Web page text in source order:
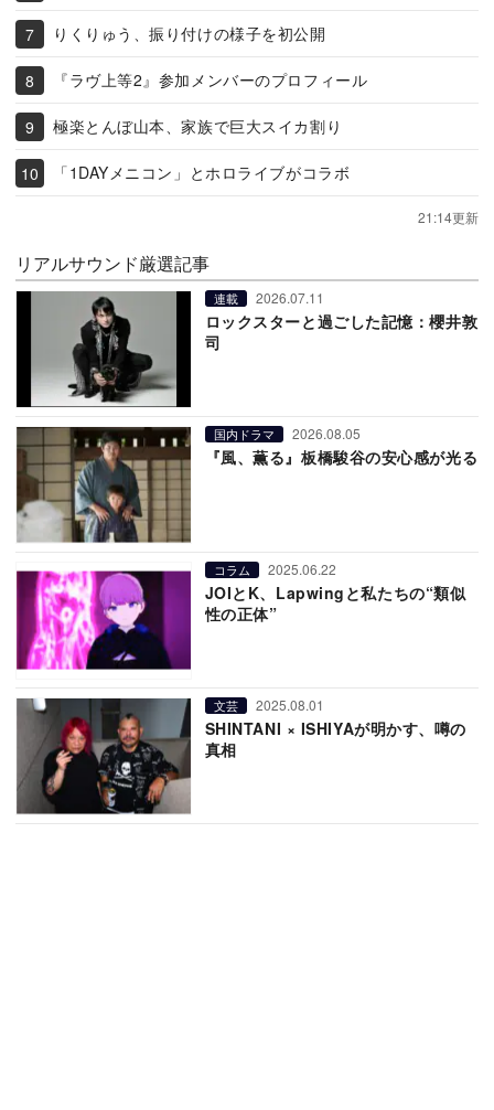
りくりゅう、振り付けの様子を初公開
『ラヴ上等2』参加メンバーのプロフィール
極楽とんぼ山本、家族で巨大スイカ割り
「1DAYメニコン」とホロライブがコラボ
21:14更新
リアルサウンド厳選記事
連載 2026.07.11
ロックスターと過ごした記憶：櫻井敦
司
国内ドラマ 2026.08.05
『風、薫る』板橋駿谷の安心感が光る
コラム 2025.06.22
JOIとK、Lapwingと私たちの“類似
性の正体”
文芸 2025.08.01
SHINTANI × ISHIYAが明かす、噂の
真相